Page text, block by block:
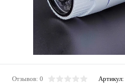
Отзывов: 0 Артикул: